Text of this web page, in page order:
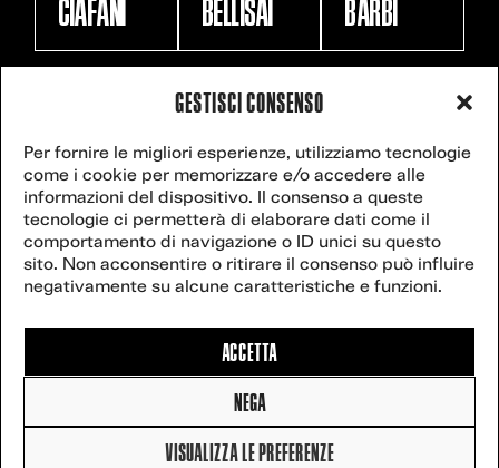
GESTISCI CONSENSO
Per fornire le migliori esperienze, utilizziamo tecnologie
come i cookie per memorizzare e/o accedere alle
informazioni del dispositivo. Il consenso a queste
tecnologie ci permetterà di elaborare dati come il
comportamento di navigazione o ID unici su questo
sito. Non acconsentire o ritirare il consenso può influire
negativamente su alcune caratteristiche e funzioni.
ACCETTA
NEGA
VISUALIZZA LE PREFERENZE
CIAFANI BELLISAI BARBI
VENICE
CLIMATE
WEEK
27
3-8 JUNE,
2027
secretariat@veniceclimateweek.org
Website powered
bypostilla.it.
Climate Week –
All rights reserved
Cookie Policy
Privacy policy
Contact
us